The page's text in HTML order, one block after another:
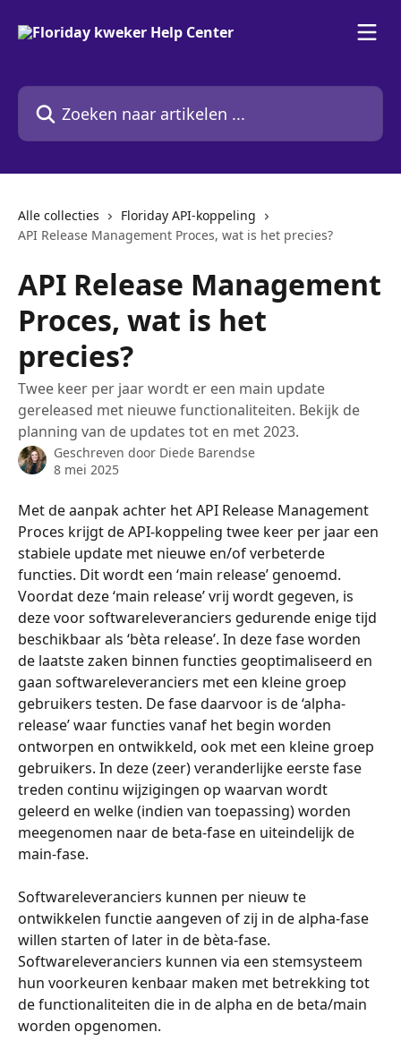
Zoeken naar artikelen ...
Alle collecties
Floriday API-koppeling
API Release Management Proces, wat is het precies?
API Release Management
Proces, wat is het
precies?
Twee keer per jaar wordt er een main update
gereleased met nieuwe functionaliteiten. Bekijk de
planning van de updates tot en met 2023.
Geschreven door Diede Barendse
8 mei 2025
Met de aanpak achter het API Release Management
Proces krijgt de API-koppeling twee keer per jaar een
stabiele update met nieuwe en/of verbeterde
functies. Dit wordt een ‘main release’ genoemd.
Voordat deze ‘main release’ vrij wordt gegeven, is
deze voor softwareleveranciers gedurende enige tijd
beschikbaar als ‘bèta release’. In deze fase worden
de laatste zaken binnen functies geoptimaliseerd en
gaan softwareleveranciers met een kleine groep
gebruikers testen. De fase daarvoor is de ‘alpha-
release’ waar functies vanaf het begin worden
ontworpen en ontwikkeld, ook met een kleine groep
gebruikers. In deze (zeer) veranderlijke eerste fase
treden continu wijzigingen op waarvan wordt
geleerd en welke (indien van toepassing) worden
meegenomen naar de beta-fase en uiteindelijk de
main-fase.
Softwareleveranciers kunnen per nieuw te
ontwikkelen functie aangeven of zij in de alpha-fase
willen starten of later in de bèta-fase.
Softwareleveranciers kunnen via een stemsysteem
hun voorkeuren kenbaar maken met betrekking tot
de functionaliteiten die in de alpha en de beta/main
worden opgenomen.